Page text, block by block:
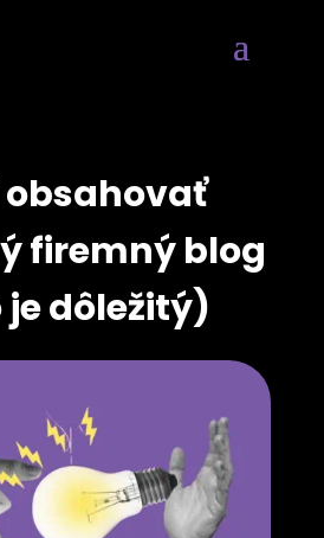
obsahovať
firemný blog
dôležitý)